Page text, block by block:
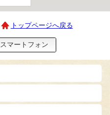
トップページへ戻る
スマートフォン